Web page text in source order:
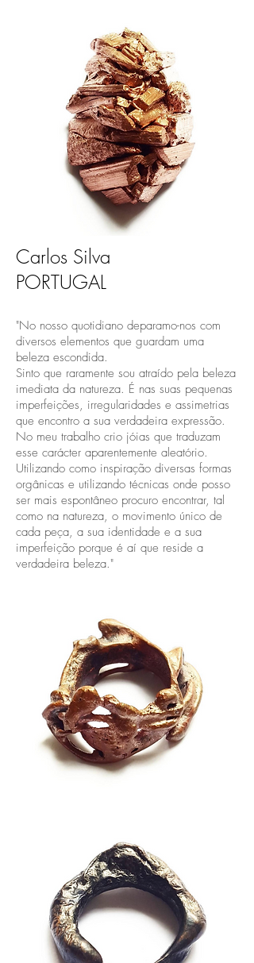
Carlos Silva
PORTUGAL
"No nosso quotidiano deparamo-nos com
diversos elementos que guardam uma
beleza escondida.
Sinto que raramente sou atraído pela beleza
imediata da natureza. É nas suas pequenas
imperfeições, irregularidades e assimetrias
que encontro a sua verdadeira expressão.
No meu trabalho crio jóias que traduzam
esse carácter aparentemente aleatório.
Utilizando como inspiração diversas formas
orgânicas e utilizando técnicas onde posso
ser mais espontâneo procuro encontrar, tal
como na natureza, o movimento único de
cada peça, a sua identidade e a sua
imperfeição porque é aí que reside a
verdadeira beleza."